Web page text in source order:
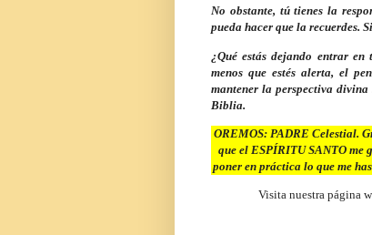
No obstante, tú tienes la
pueda hacer que la recuerdes.
¿Qué estás dejando entrar
menos que estés alerta, el
mantener la perspectiva divina
Biblia.
OREMOS: PADRE Celestial.
que el ESPÍRITU SANTO me
poner en práctica lo que me
Visita nuestra página